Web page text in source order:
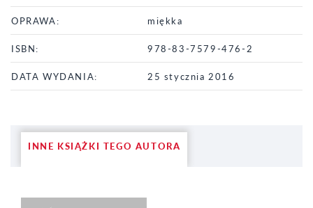
OPRAWA: miękka
ISBN: 978-83-7579-476-2
DATA WYDANIA: 25 stycznia 2016
INNE KSIĄŻKI TEGO AUTORA